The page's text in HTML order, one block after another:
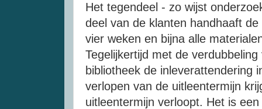
Het tegendeel - zo wijst
deel van de klanten handhaaft
vier weken en bijna alle
Tegelijkertijd met de
bibliotheek de inleverattendering
verlopen van de uitleentermijn
uitleentermijn verloopt. Het is